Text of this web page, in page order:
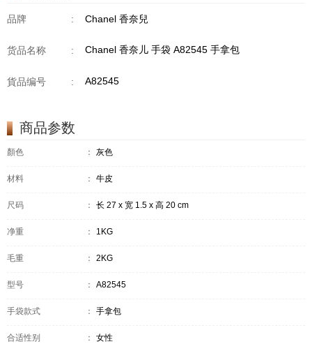
品牌 : Chanel 香奈兒
货品名称 : Chanel 香奈儿 手袋 A82545 手拿包
貨品编号 : A82545
商品参数
顏色 ： 灰色
材料 ： 牛皮
尺码 ： 长 27 x 宽 1.5 x 高 20 cm
净重 ： 1KG
毛重 ： 2KG
型号 ： A82545
手袋款式 ： 手拿包
合适性别 ： 女性